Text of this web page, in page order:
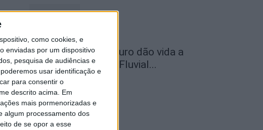
como cookies, e
enviadas por um dispositivo
pesquisa de audiências e
usar identificação e
para consentir o
descrito acima. Em
mais pormenorizadas e
algum processamento dos
de se opor a esse
Olhares sobre o futuro dão vida a
exposição na Praia Fluvial...
6 de Agosto, 2026